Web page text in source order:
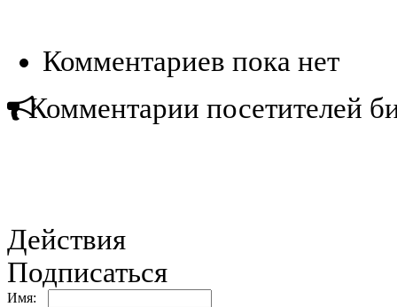
Комментариев пока нет
Комментарии посетителей
Действия
Подписаться
Имя: